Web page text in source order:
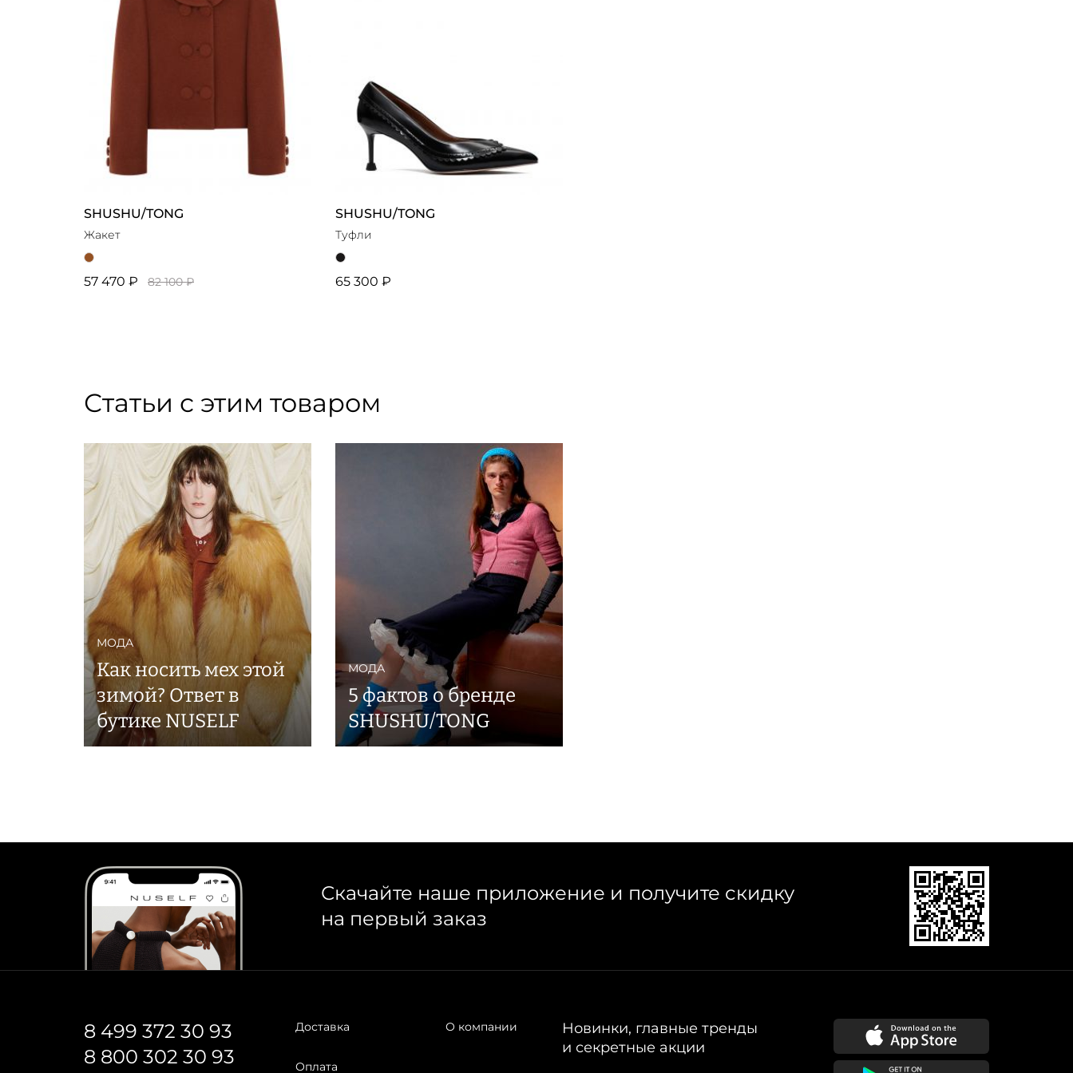
SHUSHU/TONG
Жакет
57 470 ₽ 82 100 ₽
SHUSHU/TONG
Туфли
65 300 ₽
Статьи с этим товаром
МОДА
Как носить мех этой
зимой? Ответ в
бутике NUSELF
МОДА
5 фактов о бренде
SHUSHU/TONG
Скачайте наше приложение и получите скидку
на первый заказ
8 499 372 30 93
8 800 302 30 93
Доставка
Оплата
О компании
Новинки, главные тренды
и секретные акции